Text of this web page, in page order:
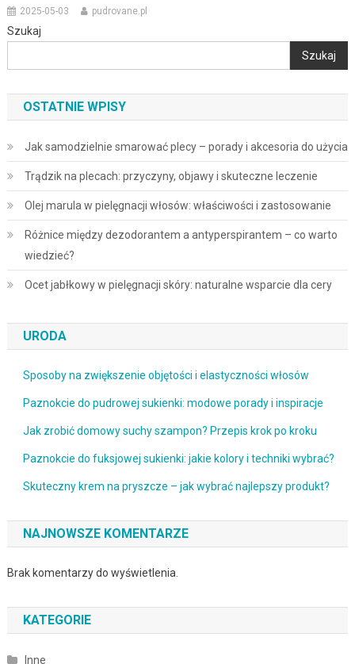
2025-05-03 pudrovane.pl
Szukaj
Szukaj
OSTATNIE WPISY
Jak samodzielnie smarować plecy – porady i akcesoria do użycia
Trądzik na plecach: przyczyny, objawy i skuteczne leczenie
Olej marula w pielęgnacji włosów: właściwości i zastosowanie
Różnice między dezodorantem a antyperspirantem – co warto
wiedzieć?
Ocet jabłkowy w pielęgnacji skóry: naturalne wsparcie dla cery
URODA
Sposoby na zwiększenie objętości i elastyczności włosów
Paznokcie do pudrowej sukienki: modowe porady i inspiracje
Jak zrobić domowy suchy szampon? Przepis krok po kroku
Paznokcie do fuksjowej sukienki: jakie kolory i techniki wybrać?
Skuteczny krem na pryszcze – jak wybrać najlepszy produkt?
NAJNOWSZE KOMENTARZE
Brak komentarzy do wyświetlenia.
KATEGORIE
Inne